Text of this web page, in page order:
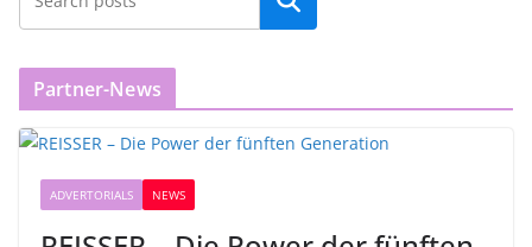
Partner-News
ADVERTORIALS NEWS